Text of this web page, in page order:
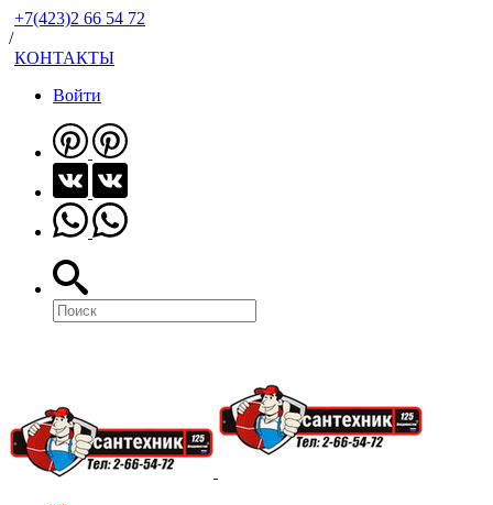
+7(423)2 66 54 72
/
КОНТАКТЫ
Войти